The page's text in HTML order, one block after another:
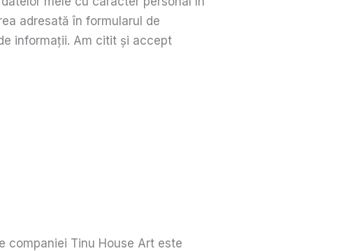
adresată în formularul de
informații. Am citit și accept
companiei Tinu House Art este